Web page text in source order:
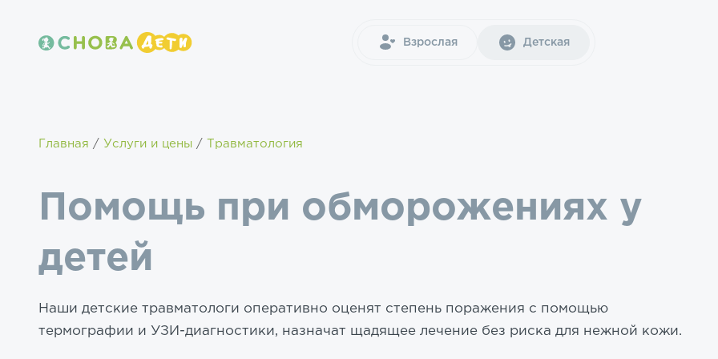
Взрослая Детская
Главная Услуги и цены Травматология
Помощь при обморожениях у
детей
Наши детские травматологи оперативно оценят степень поражения с помощью
термографии и УЗИ-диагностики, назначат щадящее лечение без риска для нежной кожи.